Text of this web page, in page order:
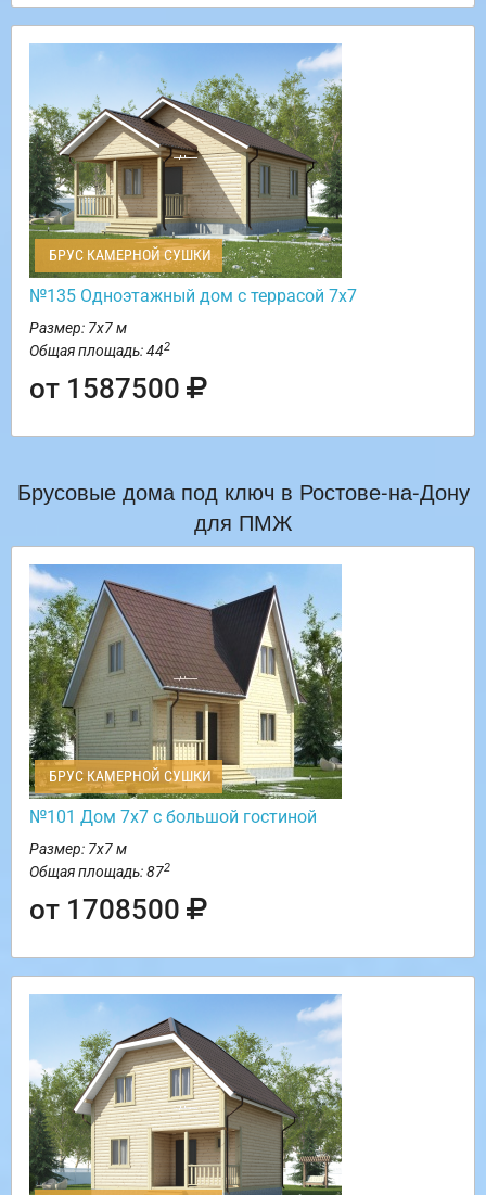
БРУС КАМЕРНОЙ СУШКИ
№135 Одноэтажный дом с террасой 7х7
Размер: 7х7 м
Общая площадь: 442
от 1587500
Брусовые дома под ключ в Ростове-на-Дону
для ПМЖ
БРУС КАМЕРНОЙ СУШКИ
№101 Дом 7х7 с большой гостиной
Размер: 7х7 м
Общая площадь: 872
от 1708500